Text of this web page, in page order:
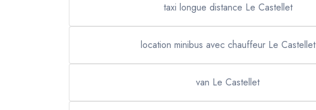
taxi longue distance Le Castellet
location minibus avec chauffeur Le Castellet
van Le Castellet